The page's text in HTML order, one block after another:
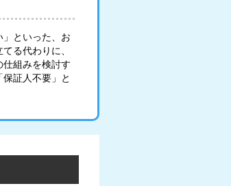
」といった、お
る代わりに、
組みを検討す
証人不要」と